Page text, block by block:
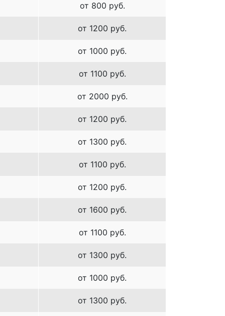
от 800 руб.
от 1200 руб.
от 1000 руб.
от 1100 руб.
от 2000 руб.
от 1200 руб.
от 1300 руб.
от 1100 руб.
от 1200 руб.
от 1600 руб.
от 1100 руб.
от 1300 руб.
от 1000 руб.
от 1300 руб.